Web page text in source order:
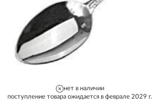
нет в наличии
поступление товара ожидается в феврале 2029 г.